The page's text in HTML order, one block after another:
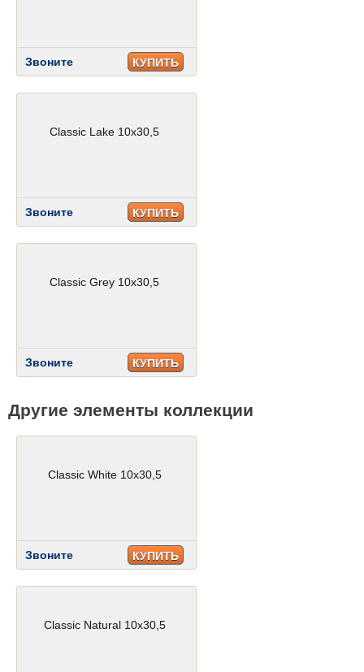
Звоните КУПИТЬ
Classic Lake 10x30,5
Звоните КУПИТЬ
Classic Grey 10x30,5
Звоните КУПИТЬ
Другие элементы коллекции
Classic White 10x30,5
Звоните КУПИТЬ
Classic Natural 10x30,5